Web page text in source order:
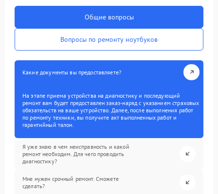
Общие вопросы
Вопросы по ремонту ноутбуков
Какие документы вы предоставляете?
На этапе приема устройства на диагностику и последующий
ремонт вам будет предоставлен заказ-наряд с указанием страховых
обязательств на ваше устройство. Далее, после выполнения работ
по ремонту техники, вы получите акт выполненных работ и
гарантийный талон.
Я уже знаю в чем неисправность и какой
ремонт необходим. Для чего проводить
диагностику?
Мне нужен срочный ремонт. Сможете
сделать?